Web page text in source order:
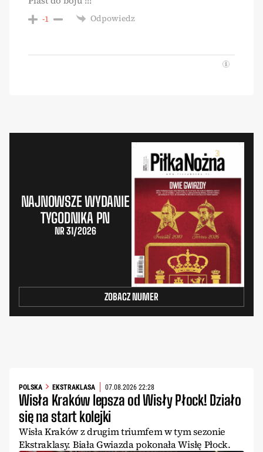
-1 Odpowiedz
NAJNOWSZE WYDANIE
TYGODNIKA PN
NR 31/2026
ZOBACZ NUMER
POLSKA EKSTRAKLASA 07.08.2026 22:28
Wisła Kraków lepsza od Wisły Płock! Działo
się na start kolejki
Wisła Kraków z drugim triumfem w tym sezonie
Ekstraklasy. Biała Gwiazda pokonała Wisłę Płock.